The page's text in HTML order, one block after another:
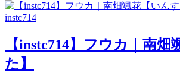
instc714
【instc714】フウカ｜南畑
た】